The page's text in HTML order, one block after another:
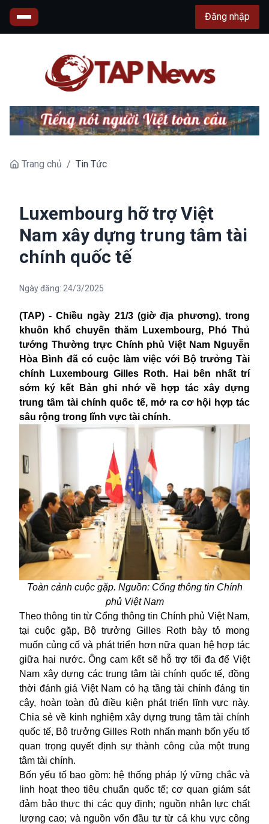
Đăng nhập
Trang chủ / Tin Tức
Luxembourg hỡ trợ Việt
Nam xây dựng trung tâm tài
chính quốc tế
Ngày đăng: 24/3/2025
(TAP) - Chiều ngày 21/3 (giờ địa phương), trong
khuôn khổ chuyến thăm Luxembourg, Phó Thủ
tướng Thường trực Chính phủ Việt Nam Nguyễn
Hòa Bình đã có cuộc làm việc với Bộ trưởng Tài
chính Luxembourg Gilles Roth. Hai bên nhất trí
sớm ký kết Bản ghi nhớ về hợp tác xây dựng
trung tâm tài chính quốc tế, mở ra cơ hội hợp tác
sâu rộng trong lĩnh vực tài chính.
Toàn cảnh cuộc gặp. Nguồn: Cổng thông tin Chính
phủ Việt Nam
Theo thông tin từ Cổng thông tin Chính phủ Việt Nam,
tại cuộc gặp, Bộ trưởng Gilles Roth bày tỏ mong
muốn củng cố và phát triển hơn nữa quan hệ hợp tác
giữa hai nước. Ông cam kết sẽ hỗ trợ tối đa để Việt
Nam xây dựng các trung tâm tài chính quốc tế, đồng
thời đánh giá Việt Nam có hạ tầng tài chính đáng tin
cậy, hoàn toàn đủ điều kiện phát triển lĩnh vực này.
Chia sẻ về kinh nghiệm xây dựng trung tâm tài chính
quốc tế, Bộ trưởng Gilles Roth nhấn mạnh bốn yếu tố
quan trọng quyết định sự thành công của một trung
tâm tài chính.
Bốn yếu tố bao gồm: hệ thống pháp lý vững chắc và
linh hoạt theo tiêu chuẩn quốc tế; cơ quan giám sát
đảm bảo thực thi các quy định; nguồn nhân lực chất
lượng cao; và nguồn vốn đầu tư từ cả khu vực công